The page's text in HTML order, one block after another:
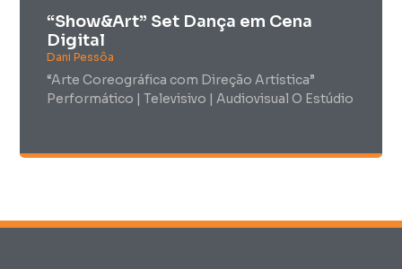
“Show&Art” Set Dança em Cena
Digital
Dani Pessôa
“Arte Coreográfica com Direção Artística”
Performático | Televisivo | Audiovisual O Estúdio